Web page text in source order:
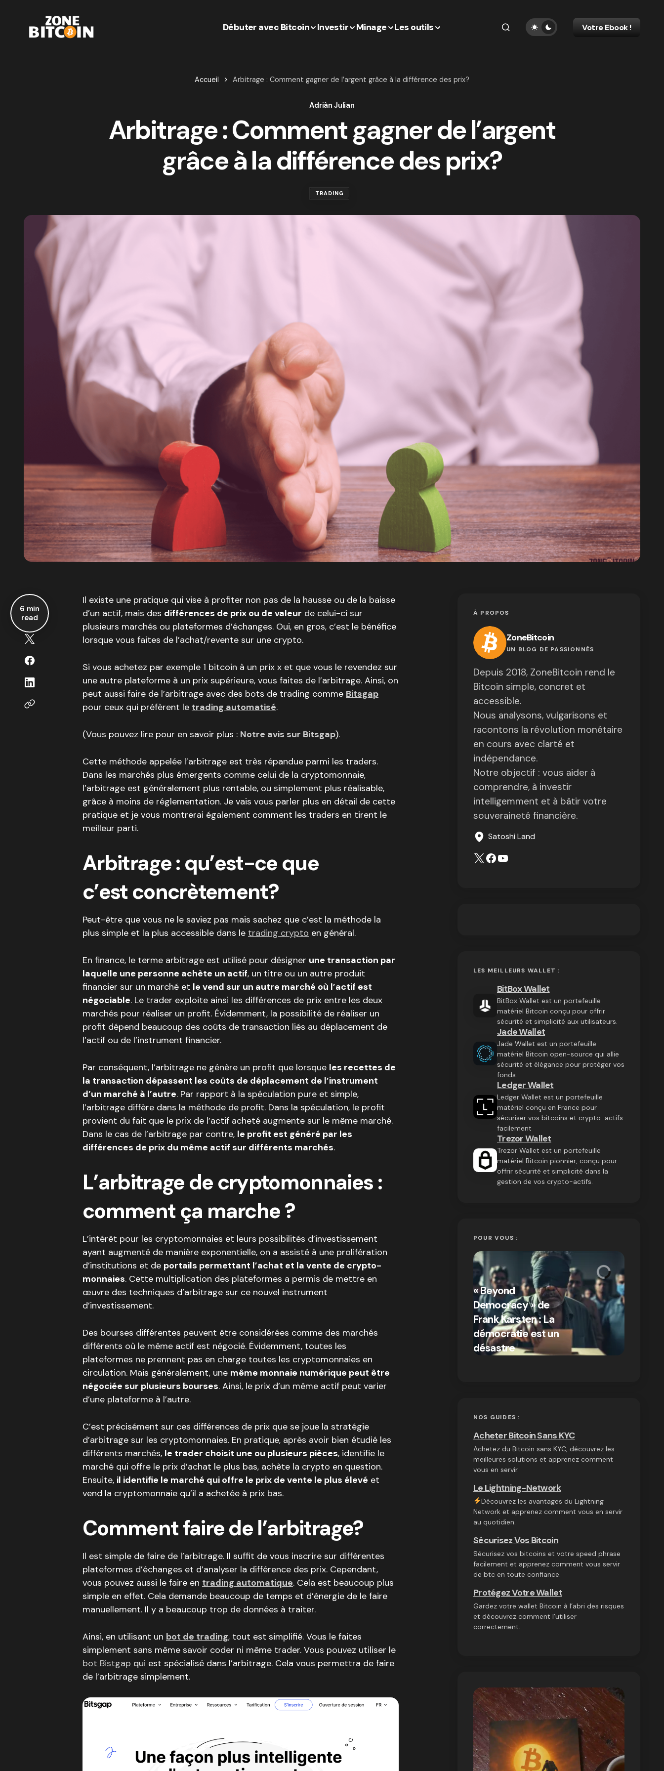
Débuter avec Bitcoin Investir Minage Les outils Votre Ebook !
Accueil Arbitrage : Comment gagner de l’argent grâce à la différence des prix?
Adriàn Julian
Arbitrage : Comment gagner de l’argent
grâce à la différence des prix?
TRADING
6 min
read
Il existe une pratique qui vise à profiter non pas de la hausse ou de la baisse
d’un actif, mais des différences de prix ou de valeur de celui-ci sur
plusieurs marchés ou plateformes d’échanges. Oui, en gros, c’est le bénéfice
lorsque vous faites de l’achat/revente sur une crypto.
Si vous achetez par exemple 1 bitcoin à un prix x et que vous le revendez sur
une autre plateforme à un prix supérieure, vous faites de l’arbitrage. Ainsi, on
peut aussi faire de l’arbitrage avec des bots de trading comme Bitsgap
pour ceux qui préfèrent le trading automatisé.
(Vous pouvez lire pour en savoir plus : Notre avis sur Bitsgap).
Cette méthode appelée l’arbitrage est très répandue parmi les traders.
Dans les marchés plus émergents comme celui de la cryptomonnaie,
l’arbitrage est généralement plus rentable, ou simplement plus réalisable,
grâce à moins de réglementation. Je vais vous parler plus en détail de cette
pratique et je vous montrerai également comment les traders en tirent le
meilleur parti.
Arbitrage : qu’est-ce que
c’est concrètement?
Peut-être que vous ne le saviez pas mais sachez que c’est la méthode la
plus simple et la plus accessible dans le trading crypto en général.
En finance, le terme arbitrage est utilisé pour désigner une transaction par
laquelle une personne achète un actif, un titre ou un autre produit
financier sur un marché et le vend sur un autre marché où l’actif est
négociable. Le trader exploite ainsi les différences de prix entre les deux
marchés pour réaliser un profit. Évidemment, la possibilité de réaliser un
profit dépend beaucoup des coûts de transaction liés au déplacement de
l’actif ou de l’instrument financier.
Par conséquent, l’arbitrage ne génère un profit que lorsque les recettes de
la transaction dépassent les coûts de déplacement de l’instrument
d’un marché à l’autre. Par rapport à la spéculation pure et simple,
l’arbitrage diffère dans la méthode de profit. Dans la spéculation, le profit
provient du fait que le prix de l’actif acheté augmente sur le même marché.
Dans le cas de l’arbitrage par contre, le profit est généré par les
différences de prix du même actif sur différents marchés.
L’arbitrage de cryptomonnaies :
comment ça marche ?
L’intérêt pour les cryptomonnaies et leurs possibilités d’investissement
ayant augmenté de manière exponentielle, on a assisté à une prolifération
d’institutions et de portails permettant l’achat et la vente de crypto-
monnaies. Cette multiplication des plateformes a permis de mettre en
œuvre des techniques d’arbitrage sur ce nouvel instrument
d’investissement.
Des bourses différentes peuvent être considérées comme des marchés
différents où le même actif est négocié. Évidemment, toutes les
plateformes ne prennent pas en charge toutes les cryptomonnaies en
circulation. Mais généralement, une même monnaie numérique peut être
négociée sur plusieurs bourses. Ainsi, le prix d’un même actif peut varier
d’une plateforme à l’autre.
C’est précisément sur ces différences de prix que se joue la stratégie
d’arbitrage sur les cryptomonnaies. En pratique, après avoir bien étudié les
différents marchés, le trader choisit une ou plusieurs pièces, identifie le
marché qui offre le prix d’achat le plus bas, achète la crypto en question.
Ensuite, il identifie le marché qui offre le prix de vente le plus élevé et
vend la cryptomonnaie qu’il a achetée à prix bas.
Comment faire de l’arbitrage?
Il est simple de faire de l’arbitrage. Il suffit de vous inscrire sur différentes
plateformes d’échanges et d’analyser la différence des prix. Cependant,
vous pouvez aussi le faire en trading automatique. Cela est beaucoup plus
simple en effet. Cela demande beaucoup de temps et d’énergie de le faire
manuellement. Il y a beaucoup trop de données à traiter.
Ainsi, en utilisant un bot de trading, tout est simplifié. Vous le faites
simplement sans même savoir coder ni même trader. Vous pouvez utiliser le
bot Bistgap qui est spécialisé dans l’arbitrage. Cela vous permettra de faire
de l’arbitrage simplement.
À PROPOS
ZoneBitcoin
UN BLOG DE PASSIONNÉS
Depuis 2018, ZoneBitcoin rend le
Bitcoin simple, concret et
accessible.
Nous analysons, vulgarisons et
racontons la révolution monétaire
en cours avec clarté et
indépendance.
Notre objectif : vous aider à
comprendre, à investir
intelligemment et à bâtir votre
souveraineté financière.
Satoshi Land
LES MEILLEURS WALLET :
BitBox Wallet
BitBox Wallet est un portefeuille
matériel Bitcoin conçu pour offrir
sécurité et simplicité aux utilisateurs.
Jade Wallet
Jade Wallet est un portefeuille
matériel Bitcoin open-source qui allie
sécurité et élégance pour protéger vos
fonds.
Ledger Wallet
Ledger Wallet est un portefeuille
matériel conçu en France pour
sécuriser vos bitcoins et crypto-actifs
facilement
Trezor Wallet
Trezor Wallet est un portefeuille
matériel Bitcoin pionnier, conçu pour
offrir sécurité et simplicité dans la
gestion de vos crypto-actifs.
POUR VOUS :
« Beyond
Democracy » de
Frank Karsten : La
démocratie est un
désastre
on 03/10/2024
NOS GUIDES :
Acheter Bitcoin Sans KYC
Achetez du Bitcoin sans KYC, découvrez les
meilleures solutions et apprenez comment
vous en servir.
Le Lightning-Network
Découvrez les avantages du Lightning
Network et apprenez comment vous en servir
au quotidien.
Sécurisez Vos Bitcoin
Sécurisez vos bitcoins et votre speed phrase
facilement et apprenez comment vous servir
de btc en toute confiance.
Protégez Votre Wallet
Gardez votre wallet Bitcoin à l’abri des risques
et découvrez comment l’utiliser
correctement.